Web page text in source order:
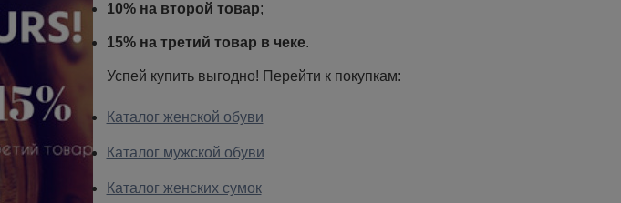
10% на второй товар;
15% на третий товар в чеке.
Успей купить выгодно! Перейти к покупкам:
Каталог женской обуви
Каталог мужской обуви
Каталог женских сумок